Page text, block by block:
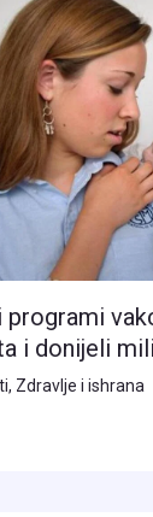
programi
i donijeli
, Zdravlje i ishrana